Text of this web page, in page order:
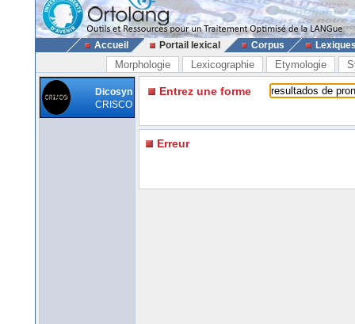
Accueil Portail lexical Corpus
Morphologie Lexicographie Etymologie
Dicosyn
CRISCO
Entrez une forme
Erreur